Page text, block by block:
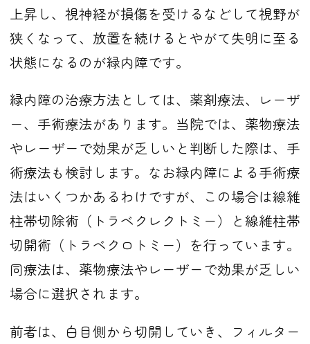
上昇し、視神経が損傷を受けるなどして視野が
狭くなって、放置を続けるとやがて失明に至る
状態になるのが緑内障です。
緑内障の治療方法としては、薬剤療法、レーザ
ー、手術療法があります。当院では、薬物療法
やレーザーで効果が乏しいと判断した際は、手
術療法も検討します。なお緑内障による手術療
法はいくつかあるわけですが、この場合は線維
柱帯切除術（トラベクレクトミー）と線維柱帯
切開術（トラベクロトミー）を行っています。
同療法は、薬物療法やレーザーで効果が乏しい
場合に選択されます。
前者は、白目側から切開していき、フィルター